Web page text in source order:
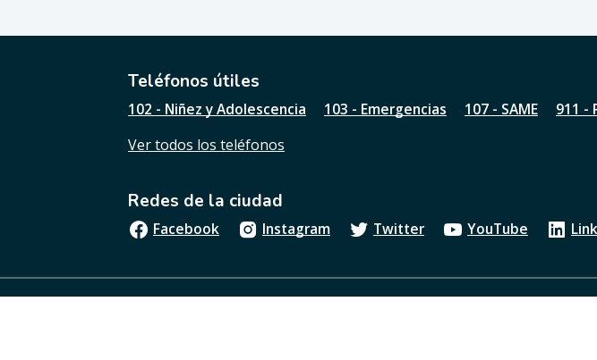
t
l
s
a
g
i
n
?
Teléfonos útiles
102 - Niñez y Adolescencia 103 - Emergencias 107 - SAME 911 -
Ver todos los teléfonos
Redes de la ciudad
Facebook Instagram Twitter YouTube